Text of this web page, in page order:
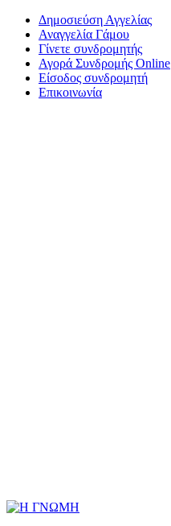
Δημοσιεύση Αγγελίας
Αναγγελία Γάμου
Γίνετε συνδρομητής
Αγορά Συνδρομής Online
Είσοδος συνδρομητή
Επικοινωνία